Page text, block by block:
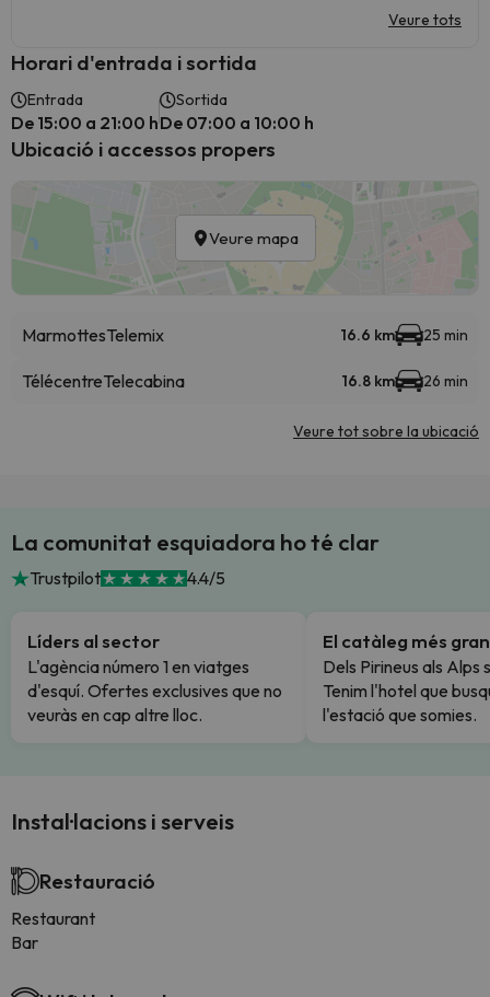
Veure tots
Horari d'entrada i sortida
Entrada
De 15:00 a 21:00 h
Sortida
De 07:00 a 10:00 h
Ubicació i accessos propers
Veure mapa
MarmottesTelemix 16.6 km 25 min
TélécentreTelecabina 16.8 km 26 min
Veure tot sobre la ubicació
La comunitat esquiadora ho té clar
Trustpilot 4.4/5
Líders al sector
L'agència número 1 en viatges
d'esquí. Ofertes exclusives que no
veuràs en cap altre lloc.
El catàleg més gran
Dels Pirineus als Alps
Tenim l'hotel que
l'estació que somies.
Instal·lacions i serveis
Restauració
Restaurant
Bar